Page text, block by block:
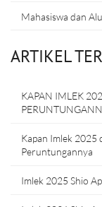
Mahasiswa dan
ARTIKEL
KAPAN IMLEK
Kapan Imlek 2025
Peruntungannya
Imlek 2025 Shio